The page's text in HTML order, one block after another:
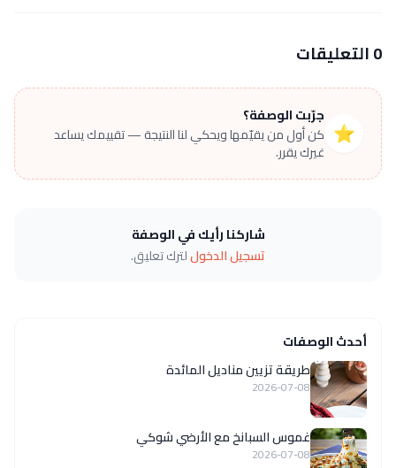
0 التعليقات
⭐
جرّبت الوصفة؟
كن أول من يقيّمها ويحكي لنا النتيجة — تقييمك يساعد
غيرك يقرر.
شاركنا رأيك في الوصفة
تسجيل الدخوللترك تعليق.
أحدث الوصفات
طريقة تزيين مناديل المائدة
2026-07-08
غموس السبانخ مع الأرضي شوكي
2026-07-08